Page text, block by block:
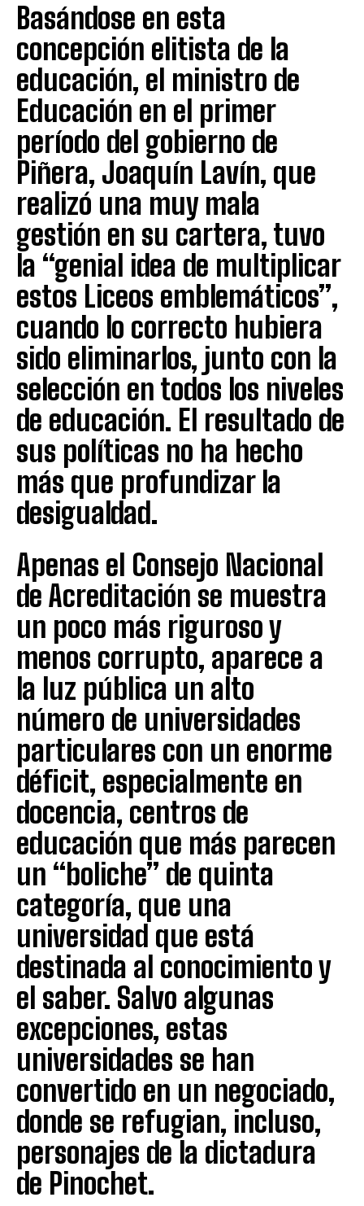
Basándose en esta
concepción elitista de la
educación, el ministro de
Educación en el primer
período del gobierno de
Piñera, Joaquín Lavín, que
realizó una muy mala
gestión en su cartera, tuvo
la “genial idea de multiplicar
estos Liceos emblemáticos”,
cuando lo correcto hubiera
sido eliminarlos, junto con la
selección en todos los niveles
de educación. El resultado de
sus políticas no ha hecho
más que profundizar la
desigualdad.
Apenas el Consejo Nacional
de Acreditación se muestra
un poco más riguroso y
menos corrupto, aparece a
la luz pública un alto
número de universidades
particulares con un enorme
déficit, especialmente en
docencia, centros de
educación que más parecen
un “boliche” de quinta
categoría, que una
universidad que está
destinada al conocimiento y
el saber. Salvo algunas
excepciones, estas
universidades se han
convertido en un negociado,
donde se refugian, incluso,
personajes de la dictadura
de Pinochet.